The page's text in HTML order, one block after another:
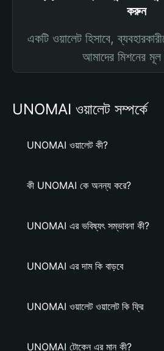
করুন
একটি ওয়ালেট হিসাবে,
আমাদের মিশনের মূল
UNOMAI ওয়ালেট সম্পর্কে
UNOMAI ওয়ালেট কী?
কী UNOMAI কে অনন্য করে?
UNOMAI এর ভবিষ্যৎ সম্ভাবনা কী?
UNOMAI এর দাম কি বাড়বে
UNOMAI ওয়ালেট ওয়ালেট কি ফ্রি
UNOMAI টোকেন এর মান কী?